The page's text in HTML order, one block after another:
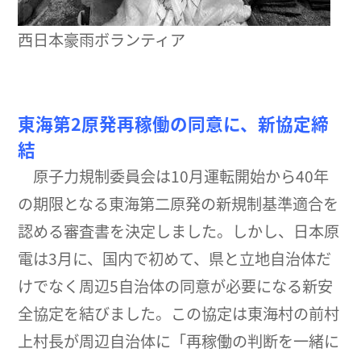
西日本豪雨ボランティア
東海第2原発再稼働の同意に、新協定締
結
原子力規制委員会は10月運転開始から40年
の期限となる東海第二原発の新規制基準適合を
認める審査書を決定しました。しかし、日本原
電は3月に、国内で初めて、県と立地自治体だ
けでなく周辺5自治体の同意が必要になる新安
全協定を結びました。この協定は東海村の前村
上村長が周辺自治体に「再稼働の判断を一緒に